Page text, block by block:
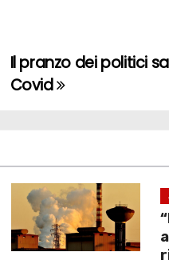
Il pranzo dei politici
Covid